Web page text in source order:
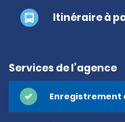
Itinéraire à
Services de l’agence
Enregistrement